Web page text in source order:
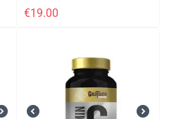
€19.00